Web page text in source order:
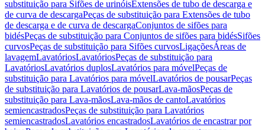
substituição para Sifões de urinóisExtensões de tubo de descarga e
de curva de descargaPeças de substituição para Extensões de tubo
de descarga e de curva de descargaConjuntos de sifões para
bidésPeças de substituição para Conjuntos de sifões para bidésSifões
curvosPeças de substituição para Sifões curvosLigaçõesÁreas de
lavagemLavatóriosLavatóriosPeças de substituição para
LavatóriosLavatórios duplosLavatórios para móvelPeças de
substituição para Lavatórios para móvelLavatórios de pousarPeças
de substituição para Lavatórios de pousarLava-mãosPeças de
substituição para Lava-mãosLava-mãos de cantoLavatórios
semiencastradosPeças de substituição para Lavatórios
semiencastradosLavatórios encastradosLavatórios de encastrar por